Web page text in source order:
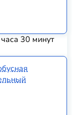
30 минут